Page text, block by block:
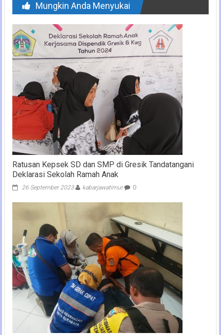
Mungkin Anda Menyukai
Ratusan Kepsek SD dan SMP di Gresik Tandatangani
Deklarasi Sekolah Ramah Anak
26 September 2023 kabarjawatimur 0